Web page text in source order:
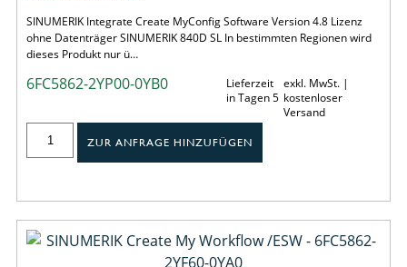
SINUMERIK Integrate Create MyConfig Software Version 4.8 Lizenz
ohne Datenträger SINUMERIK 840D SL In bestimmten Regionen wird
dieses Produkt nur ü…
6FC5862-2YP00-0YB0
Lieferzeit
in Tagen 5
exkl. MwSt. |
kostenloser
Versand
ZUR ANFRAGE HINZUFÜGEN